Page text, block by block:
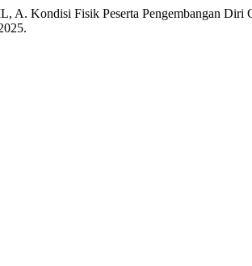
A. Kondisi Fisik Peserta Pengembangan